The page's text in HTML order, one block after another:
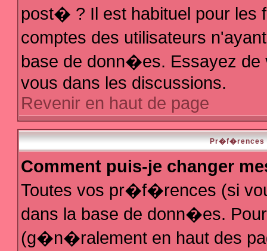
post� ? Il est habituel pour les
comptes des utilisateurs
base de donn�es. Essayez de
vous dans les discussions.
Revenir en haut de page
Pr�f�rences
Comment puis-je changer
Toutes vos pr�f�rences (si
dans la base de donn�es.
(g�n�ralement en haut des